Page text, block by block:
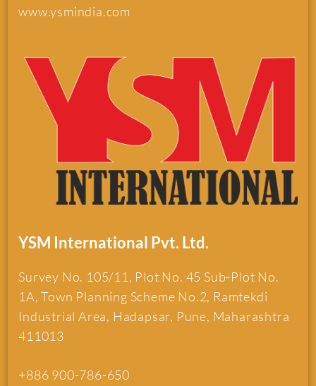
www.ysmindia.com
YSM International Pvt. Ltd.
Survey No. 105/11, Plot No. 45 Sub-Plot No.
1A, Town Planning Scheme No.2, Ramtekdi
Industrial Area, Hadapsar, Pune, Maharashtra
411013
+886 900-786-650